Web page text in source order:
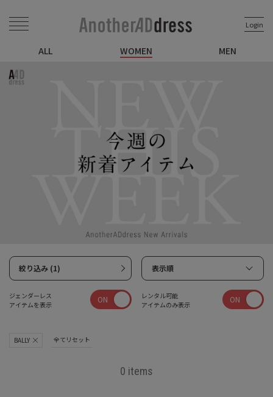
Login
ALL WOMEN MEN
絞り込み (1) 表示順
ジェンダーレス
アイテムを表示
ON
レンタル可能
アイテムのみ表示
ON
BALLY 全てリセット
0 items